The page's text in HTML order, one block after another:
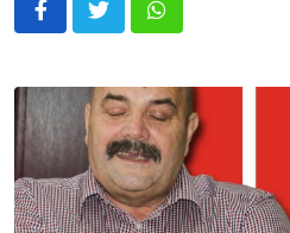
Whatsapp